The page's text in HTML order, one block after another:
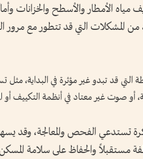
مياه الأمطار والأسطح والخزانات
المشكلات التي قد تتطور مع مرور
التي قد تبدو غير مؤثرة في البداية،
أو صوت غير معتاد في أنظمة التكييف
تستدعي الفحص والمعالجة، وقد
مستقبلاً والحفاظ على سلامة